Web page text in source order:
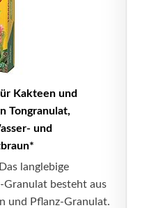
Kakteen und
Tongranulat,
und
langlebige
Granulat besteht aus
und Pflanz-Granulat.